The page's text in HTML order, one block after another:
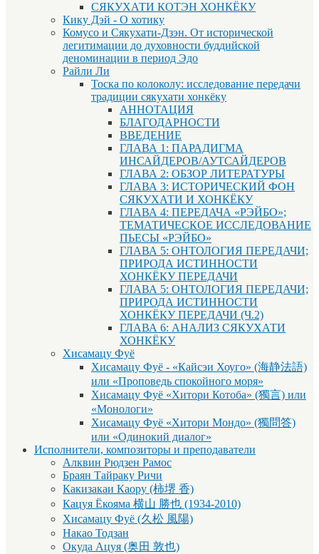
СЯКУХАТИ КОТЭН ХОНКЁКУ
Кику Дэй - О хотику
Комусо и Сякухати-Дзэн. От исторической
легитимации до духовности буддийской
деноминации в период Эдо
Райли Ли
Тоска по колоколу: исследование передачи
традиции сякухати хонкёку
АННОТАЦИЯ
БЛАГОДАРНОСТИ
ВВЕДЕНИЕ
ГЛАВА 1: ПАРАДИГМА
ИНСАЙДЕРОВ/АУТСАЙДЕРОВ
ГЛАВА 2: ОБЗОР ЛИТЕРАТУРЫ
ГЛАВА 3: ИСТОРИЧЕСКИЙ ФОН
СЯКУХАТИ И ХОНКЁКУ
ГЛАВА 4: ПЕРЕДАЧА «РЭЙБО»;
ТЕМАТИЧЕСКОЕ ИССЛЕДОВАНИЕ
ПЬЕСЫ «РЭЙБО»
ГЛАВА 5: ОНТОЛОГИЯ ПЕРЕДАЧИ;
ПРИРОДА ИСТИННОСТИ
ХОНКЁКУ ПЕРЕДАЧИ
ГЛАВА 5: ОНТОЛОГИЯ ПЕРЕДАЧИ;
ПРИРОДА ИСТИННОСТИ
ХОНКЁКУ ПЕРЕДАЧИ (Ч.2)
ГЛАВА 6: АНАЛИЗ СЯКУХАТИ
ХОНКЁКУ
Хисамацу Фуё
Хисамацу Фуё - «Кайсэи Хоуго» (海静法語)
или «Проповедь спокойного моря»
Хисамацу Фуё «Хитори Котоба» (獨言) или
«Монологи»
Хисамацу Фуё «Хитори Мондо» (獨問答)
или «Одинокий диалог»
Исполнители, композиторы и преподаватели
Алквин Рюдзен Рамос
Браян Тайраку Ричи
Какизакаи Каору (柿堺 香)
Кацуя Ёкояма 横山 勝也 (1934-2010)
Хисамацу Фуё (久松 風陽)
Накао Тодзан
Окуда Ацуя (奥田 敦也)